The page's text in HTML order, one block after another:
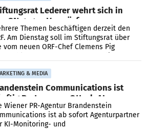
Lederer wehrt sich in
SN gegen Vorwürfe
Themen beschäftigen derzeit den
Am Dienstag soll im Stiftungsrat über
vom neuen ORF-Chef Clemens Pig
& MEDIA
Communications ist
Partner von OtterlyAI
Wiener PR-Agentur Brandenstein
ist ab sofort Agenturpartner
KI-Monitoring- und